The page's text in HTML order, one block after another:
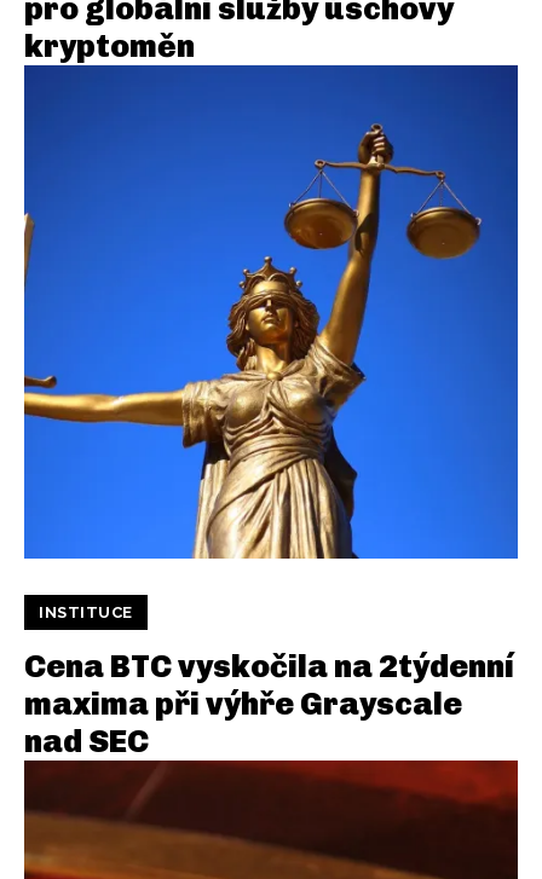
pro globální služby úschovy
kryptoměn
INSTITUCE
Cena BTC vyskočila na 2týdenní
maxima při výhře Grayscale
nad SEC